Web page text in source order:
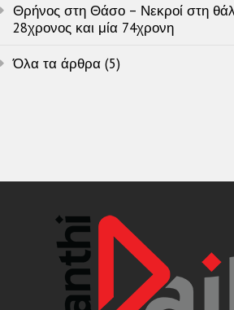
Θρήνος στη Θάσο – Νεκροί στη
28χρονος και μία 74χρονη
Όλα τα άρθρα (5)